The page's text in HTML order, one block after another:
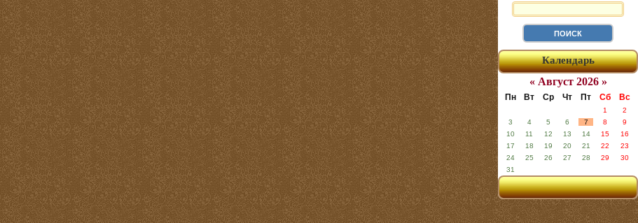
Календарь
« Август 2026 »
Пн Вт Ср Чт Пт Сб Вс
1
2
3
4 5 6 7 8
9
10
11 12 13 14 15
16
17
18 19 20 21 22
23
24
25 26 27 28 29
30
31